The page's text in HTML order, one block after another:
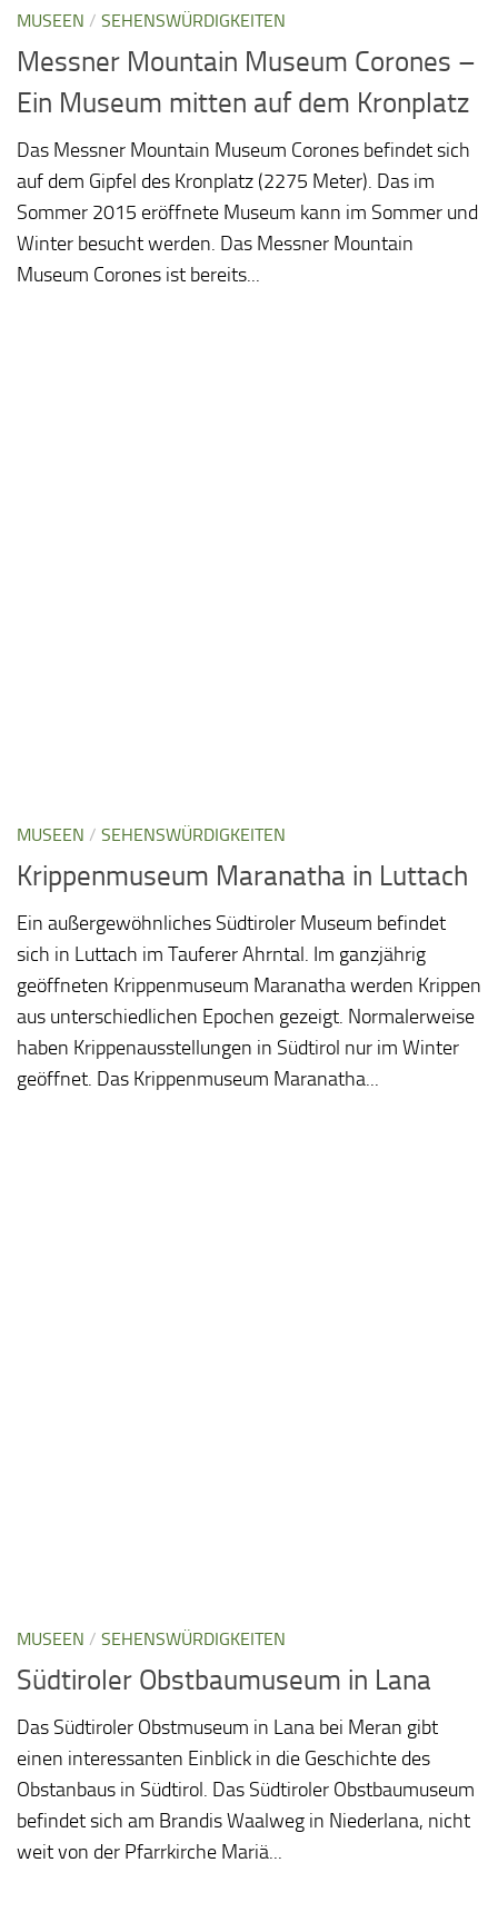
MUSEEN / SEHENSWÜRDIGKEITEN
Messner Mountain Museum Corones –
Ein Museum mitten auf dem Kronplatz
Das Messner Mountain Museum Corones befindet sich
auf dem Gipfel des Kronplatz (2275 Meter). Das im
Sommer 2015 eröffnete Museum kann im Sommer und
Winter besucht werden. Das Messner Mountain
Museum Corones ist bereits...
MUSEEN / SEHENSWÜRDIGKEITEN
Krippenmuseum Maranatha in Luttach
Ein außergewöhnliches Südtiroler Museum befindet
sich in Luttach im Tauferer Ahrntal. Im ganzjährig
geöffneten Krippenmuseum Maranatha werden Krippen
aus unterschiedlichen Epochen gezeigt. Normalerweise
haben Krippenausstellungen in Südtirol nur im Winter
geöffnet. Das Krippenmuseum Maranatha...
MUSEEN / SEHENSWÜRDIGKEITEN
Südtiroler Obstbaumuseum in Lana
Das Südtiroler Obstmuseum in Lana bei Meran gibt
einen interessanten Einblick in die Geschichte des
Obstanbaus in Südtirol. Das Südtiroler Obstbaumuseum
befindet sich am Brandis Waalweg in Niederlana, nicht
weit von der Pfarrkirche Mariä...